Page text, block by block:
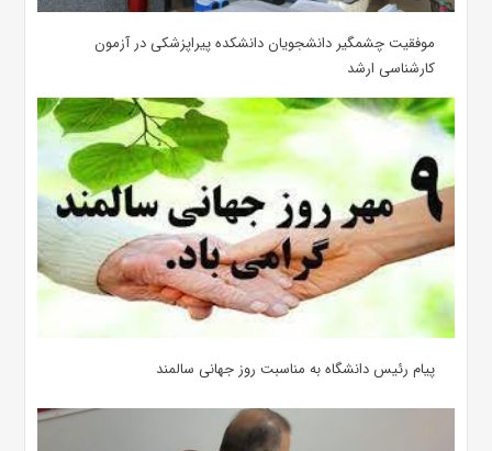
موفقیت چشمگیر دانشجویان دانشکده پیراپزشکی در آزمون
کارشناسی ارشد
پیام رئیس دانشگاه به مناسبت روز جهانی سالمند